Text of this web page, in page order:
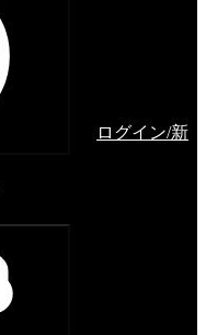
ログイン/新